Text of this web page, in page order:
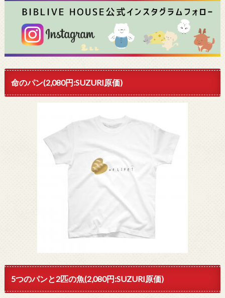
命のパン(2,080円:SUZURI原価)
5つのパンと2匹の魚(2,080円:SUZURI原価)